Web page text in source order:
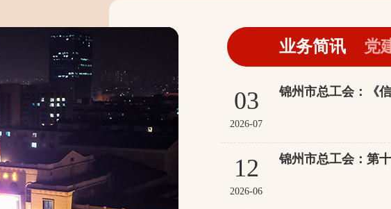
业务简讯 党
03
2026-07
锦州市总工会：《
12
2026-06
锦州市总工会：第